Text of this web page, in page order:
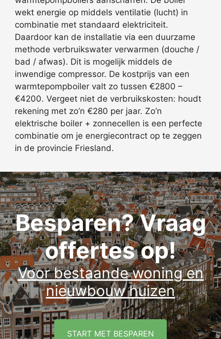
wekt energie op middels ventilatie (lucht) in
combinatie met standaard elektriciteit.
Daardoor kan de installatie via een duurzame
methode verbruikswater verwarmen (douche /
bad / afwas). Dit is mogelijk middels de
inwendige compressor. De kostprijs van een
warmtepompboiler valt zo tussen €2800 –
€4200. Vergeet niet de verbruikskosten: houdt
rekening met zo’n €280 per jaar. Zo’n
elektrische boiler + zonnecellen is een perfecte
combinatie om je energiecontract op te zeggen
in de provincie Friesland.
Besparen? Vraag
offertes op!
Voor bestaande woning en
nieuwbouw huizen
START MET BESPAREN